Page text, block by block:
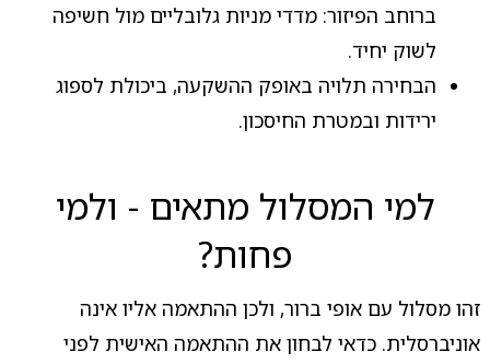
ברוחב הפיזור: מדדי מניות גלובליים מול חשיפה
לשוק יחיד.
הבחירה תלויה באופק ההשקעה, ביכולת לספוג
ירידות ובמטרת החיסכון.
למי המסלול מתאים - ולמי
פחות?
זהו מסלול עם אופי ברור, ולכן ההתאמה אליו אינה
אוניברסלית. כדאי לבחון את ההתאמה האישית לפני